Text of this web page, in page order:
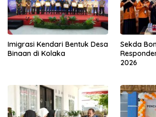
Imigrasi Kendari Bentuk Desa
Binaan di Kolaka
Sekda
2026